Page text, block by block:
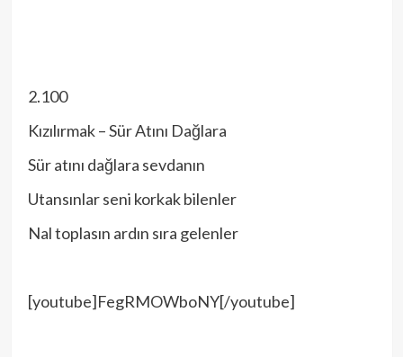
2.100
Kızılırmak – Sür Atını Dağlara
Sür atını dağlara sevdanın
Utansınlar seni korkak bilenler
Nal toplasın ardın sıra gelenler
[youtube]FegRMOWboNY[/youtube]